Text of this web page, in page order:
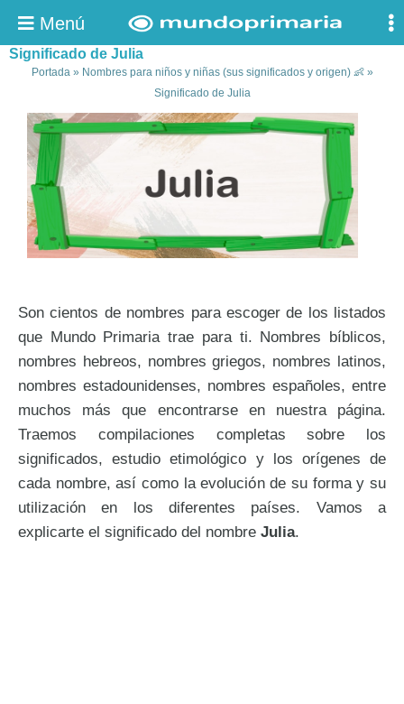
Menú
Significado de Julia
Portada» Nombres para niños y niñas (sus significados y origen) 👶»
Significado de Julia
Son cientos de nombres para escoger de los listados
que Mundo Primaria trae para ti. Nombres bíblicos,
nombres hebreos, nombres griegos, nombres latinos,
nombres estadounidenses, nombres españoles, entre
muchos más que encontrarse en nuestra página.
Traemos compilaciones completas sobre los
significados, estudio etimológico y los orígenes de
cada nombre, así como la evolución de su forma y su
utilización en los diferentes países. Vamos a
explicarte el significado del nombre Julia.